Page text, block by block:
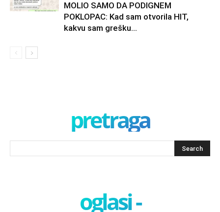
MOLIO SAMO DA PODIGNEM
POKLOPAC: Kad sam otvorila HIT,
kakvu sam grešku...
pretraga
oglasi -